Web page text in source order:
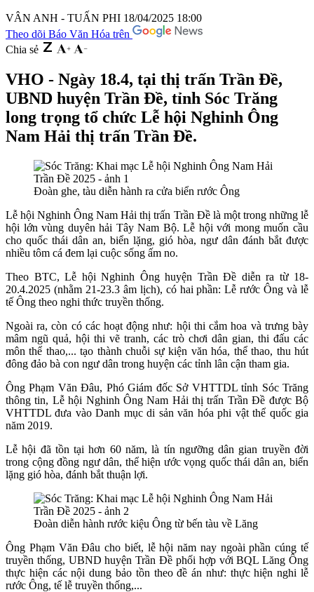
VÂN ANH - TUẤN PHI 18/04/2025 18:00
Theo dõi Báo Văn Hóa trên
Chia sẻ
VHO - Ngày 18.4, tại thị trấn Trần Đề,
UBND huyện Trần Đề, tỉnh Sóc Trăng
long trọng tổ chức Lễ hội Nghinh Ông
Nam Hải thị trấn Trần Đề.
Đoàn ghe, tàu diễn hành ra cửa biển rước Ông
Lễ hội Nghinh Ông Nam Hải thị trấn Trần Đề là một trong những lễ
hội lớn vùng duyên hải Tây Nam Bộ. Lễ hội với mong muốn cầu
cho quốc thái dân an, biển lặng, gió hòa, ngư dân đánh bắt được
nhiều tôm cá đem lại cuộc sống ấm no.
Theo BTC, Lễ hội Nghinh Ông huyện Trần Đề diễn ra từ 18-
20.4.2025 (nhằm 21-23.3 âm lịch), có hai phần: Lễ rước Ông và lễ
tế Ông theo nghi thức truyền thống.
Ngoài ra, còn có các hoạt động như: hội thi cắm hoa và trưng bày
mâm ngũ quả, hội thi vẽ tranh, các trò chơi dân gian, thi đấu các
môn thể thao,... tạo thành chuỗi sự kiện văn hóa, thể thao, thu hút
đông đảo bà con ngư dân trong huyện các tỉnh lân cận tham gia.
Ông Phạm Văn Đâu, Phó Giám đốc Sở VHTTDL tỉnh Sóc Trăng
thông tin, Lễ hội Nghinh Ông Nam Hải thị trấn Trần Đề được Bộ
VHTTDL đưa vào Danh mục di sản văn hóa phi vật thể quốc gia
năm 2019.
Lễ hội đã tồn tại hơn 60 năm, là tín ngưỡng dân gian truyền đời
trong cộng đồng ngư dân, thể hiện ước vọng quốc thái dân an, biển
lặng gió hòa, đánh bắt thuận lợi.
Đoàn diễn hành rước kiệu Ông từ bến tàu về Lăng
Ông Phạm Văn Đâu cho biết, lễ hội năm nay ngoài phần cúng tế
truyền thống, UBND huyện Trần Đề phối hợp với BQL Lăng Ông
thực hiện các nội dung bảo tồn theo đề án như: thực hiện nghi lễ
rước Ông, tế lễ truyền thống,...